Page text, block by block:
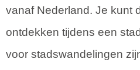
vanaf Nederland. Je kunt
ontdekken tijdens een
voor stadswandelingen